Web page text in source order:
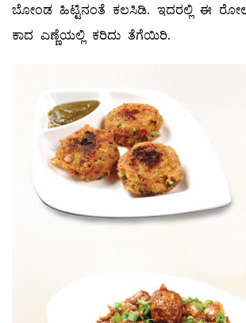
ಬೋಂಡ ಹಿಟ್ಟಿನಂತೆ ಕಲಸಿಡಿ. ಇದರಲ್ಲಿ ಈ
ಕಾದ ಎಣ್ಣೆಯಲ್ಲಿ ಕರಿದು ತೆಗೆಯಿರಿ.